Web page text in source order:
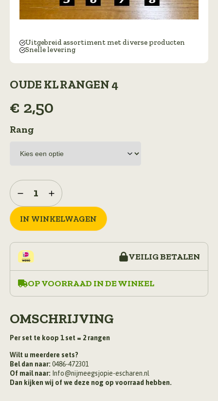
Uitgebreid assortiment met diverse producten
Snelle levering
OUDE KL RANGEN 4
€ 2,50
Rang
Oude
KL
Rangen
4
aantalIN WINKELWAGEN
VEILIG BETALEN
OP VOORRAAD IN DE WINKEL
OMSCHRIJVING
Per set te koop 1 set = 2 rangen
Wilt u meerdere sets?
Bel dan naar: 0486-472301
Of mail naar: Info@nijmeegsjopie-escharen.nl
Dan kijken wij of we deze nog op voorraad hebben.